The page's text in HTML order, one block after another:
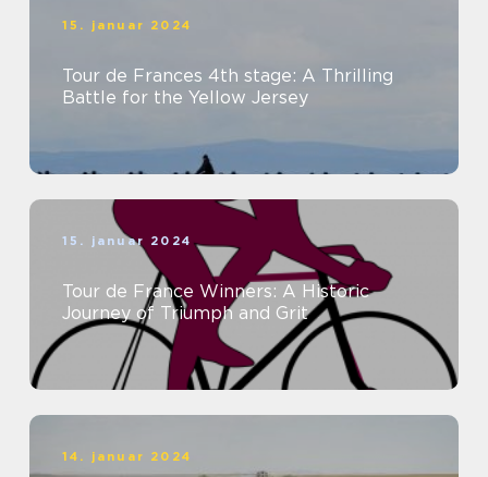
15. januar 2024
Tour de Frances 4th stage: A Thrilling
Battle for the Yellow Jersey
15. januar 2024
Tour de France Winners: A Historic
Journey of Triumph and Grit
14. januar 2024